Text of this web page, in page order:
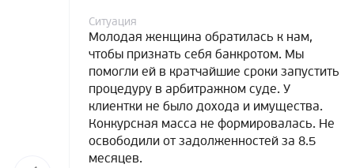
Ситуация
Молодая женщина обратилась к нам,
чтобы признать себя банкротом. Мы
помогли ей в кратчайшие сроки запустить
процедуру в арбитражном суде. У
клиентки не было дохода и имущества.
Конкурсная масса не формировалась. Не
освободили от задолженностей за 8.5
месяцев.